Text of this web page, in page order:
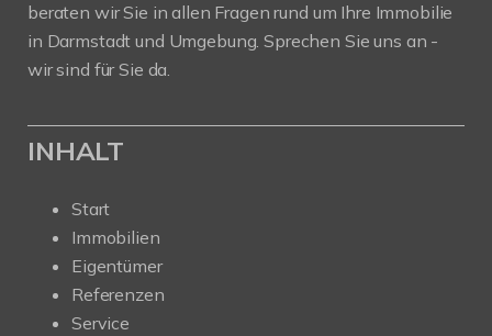
beraten wir Sie in allen Fragen rund um Ihre Immobilie
in Darmstadt und Umgebung. Sprechen Sie uns an -
wir sind für Sie da.
INHALT
Start
Immobilien
Eigentümer
Referenzen
Service